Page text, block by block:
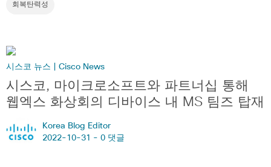
회복탄력성
시스코 뉴스 | Cisco News
시스코, 마이크로소프트와 파트너십 통해
웹엑스 화상회의 디바이스 내 MS 팀즈 탑재
Korea Blog Editor
2022-10-31 - 0 댓글